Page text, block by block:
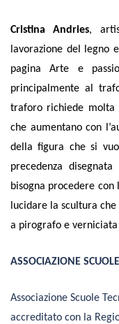
Cristina Andries,
lavorazione del legno
pagina Arte e
principalmente al
traforo richiede molta
che aumentano con
della figura che si
precedenza
bisogna procedere
lucidare la scultura
a pirografo e
ASSOCIAZIONE
Associazione Scuole
accreditato con la